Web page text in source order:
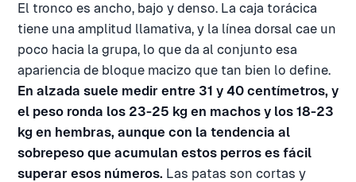
El tronco es ancho, bajo y denso. La caja torácica
tiene una amplitud llamativa, y la línea dorsal cae un
poco hacia la grupa, lo que da al conjunto esa
apariencia de bloque macizo que tan bien lo define.
En alzada suele medir entre 31 y 40 centímetros, y
el peso ronda los 23-25 kg en machos y los 18-23
kg en hembras, aunque con la tendencia al
sobrepeso que acumulan estos perros es fácil
superar esos números. Las patas son cortas y